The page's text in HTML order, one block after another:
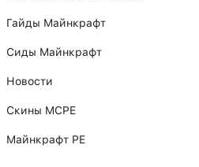
Гайды Майнкрафт
Сиды Майнкрафт
Новости
Скины MCPE
Майнкрафт PE